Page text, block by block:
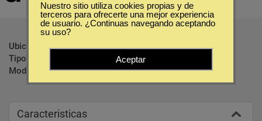
Ubicación:
Fuenlabrada - Madrid
Tipo:
Carreras Universitarias
Modalidad:
Presencial
Caracteristicas
Nuestro sitio utiliza cookies propias y de
terceros para ofrecerte una mejor experiencia
de usuario. ¿Continuas navegando aceptando
su uso?
Aceptar